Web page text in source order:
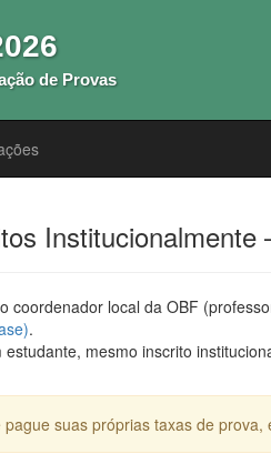
de Provas
coordenador local da OBF
.
estudante, mesmo inscrito
suas próprias taxas de